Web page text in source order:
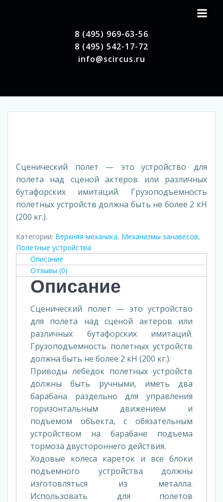
8 (495) 969-63-56
8 (495) 542-17-72
info@scircus.ru
Сценический полет — это устройство для
полета над сценой актеров или различных
бутафорских имитаций. Грузоподъемность
полетных устройств должна быть не более 2 кН
(200 кг.).
Категории: Верхняя механика, Механизмы занавесов,
Полетные устройства
Описание
Отзывы (0)
Описание
Сценический полет — это устройство
для полета над сценой актеров или
различных бутафорских имитаций.
Грузоподъемность полетных устройств
должна быть не более 2 кН (200 кг.).
Приводы лебедок полетных устройств
должны быть ручными, иметь два
барабана раздельно для управления
горизонтальным движением и
подъемом объекта, с обязательным
устройством на барабане подъема
тормоза двустороннего действия.
Ходовые колеса кареток и все блоки
подъемного устройства должны
изготовляться из металла.
Использовать для полетов